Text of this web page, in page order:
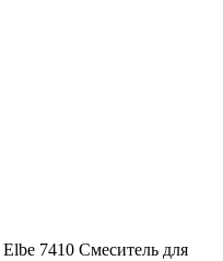
7410 Смеситель для